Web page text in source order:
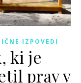
IZPOVEDI
ki je
prav v